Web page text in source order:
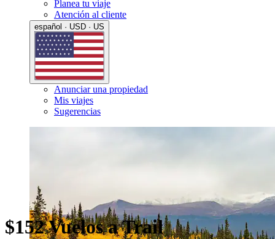
Planea tu viaje
Atención al cliente
español · USD · US
Anunciar una propiedad
Mis viajes
Sugerencias
$152 Vuelos a Trail